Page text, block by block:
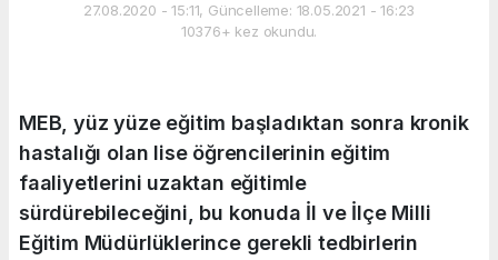
27.08.2020 - 15:11, Güncelleme: 18.05.2021 - 16:23
10376+ kez okundu.
MEB, yüz yüze eğitim başladıktan sonra kronik
hastalığı olan lise öğrencilerinin eğitim
faaliyetlerini uzaktan eğitimle
sürdürebileceğini, bu konuda İl ve İlçe Milli
Eğitim Müdürlüklerince gerekli tedbirlerin